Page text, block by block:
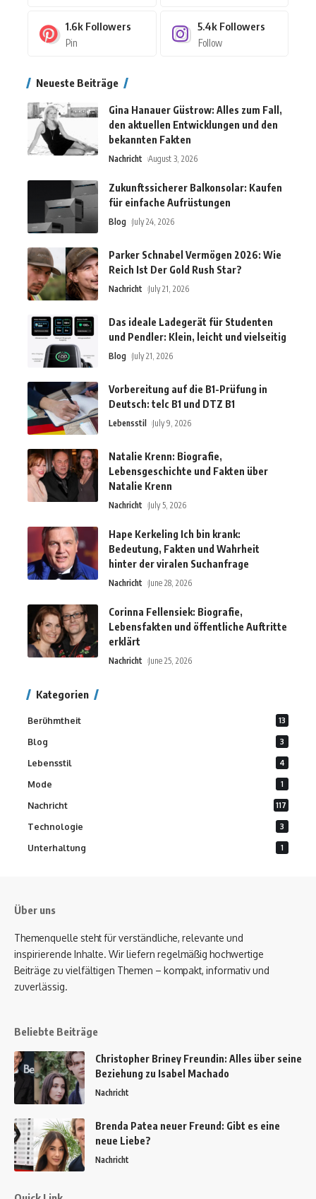
1.6k Followers
Pin
5.4k Followers
Follow
Neueste Beiträge
Gina Hanauer Güstrow: Alles zum Fall,
den aktuellen Entwicklungen und den
bekannten Fakten
Nachricht August 3, 2026
Zukunftssicherer Balkonsolar: Kaufen
für einfache Aufrüstungen
Blog July 24, 2026
Parker Schnabel Vermögen 2026: Wie
Reich Ist Der Gold Rush Star?
Nachricht July 21, 2026
Das ideale Ladegerät für Studenten
und Pendler: Klein, leicht und vielseitig
Blog July 21, 2026
Vorbereitung auf die B1-Prüfung in
Deutsch: telc B1 und DTZ B1
Lebensstil July 9, 2026
Natalie Krenn: Biografie,
Lebensgeschichte und Fakten über
Natalie Krenn
Nachricht July 5, 2026
Hape Kerkeling Ich bin krank:
Bedeutung, Fakten und Wahrheit
hinter der viralen Suchanfrage
Nachricht June 28, 2026
Corinna Fellensiek: Biografie,
Lebensfakten und öffentliche Auftritte
erklärt
Nachricht June 25, 2026
Kategorien
Berühmtheit 13
Blog 3
Lebensstil 4
Mode 1
Nachricht 117
Technologie 3
Unterhaltung 1
Über uns
Themenquelle steht für verständliche, relevante und
inspirierende Inhalte. Wir liefern regelmäßig hochwertige
Beiträge zu vielfältigen Themen – kompakt, informativ und
zuverlässig.
Beliebte Beiträge
Christopher Briney Freundin: Alles über seine
Beziehung zu Isabel Machado
Nachricht
Brenda Patea neuer Freund: Gibt es eine
neue Liebe?
Nachricht